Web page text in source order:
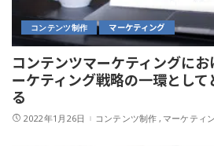
コンテンツ制作 マーケティング
コンテンツマーケティングに
ーケティング戦略の一環とし
る
2022年1月26日 コンテンツ制作 マーケティ